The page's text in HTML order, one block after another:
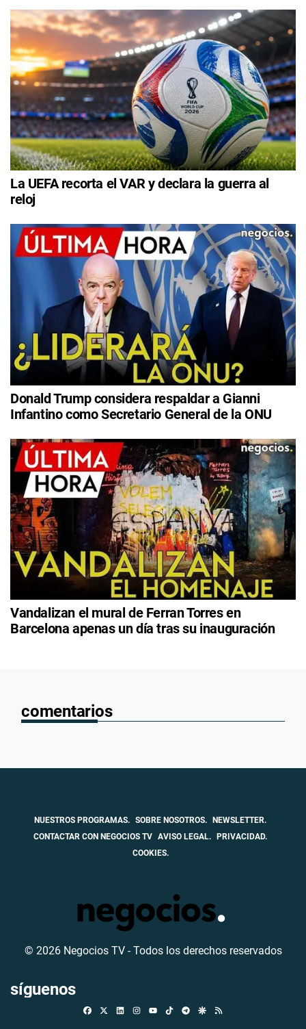
La UEFA recorta el VAR y declara la guerra al
reloj
Donald Trump considera respaldar a Gianni
Infantino como Secretario General de la ONU
Vandalizan el mural de Ferran Torres en
Barcelona apenas un día tras su inauguración
comentarios
NUESTROS PROGRAMAS. SOBRE NOSOTROS. NEWSLETTER.
CONTACTAR CON NEGOCIOS TV AVISO LEGAL. PRIVACIDAD.
COOKIES.
© 2026 Negocios TV - Todos los derechos reservados
síguenos
FacebookLinkedinInstagramTikTokTelegramGoogle Discover